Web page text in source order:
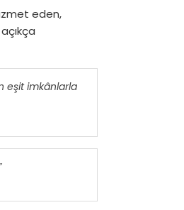
eden,
eşit imkânlarla